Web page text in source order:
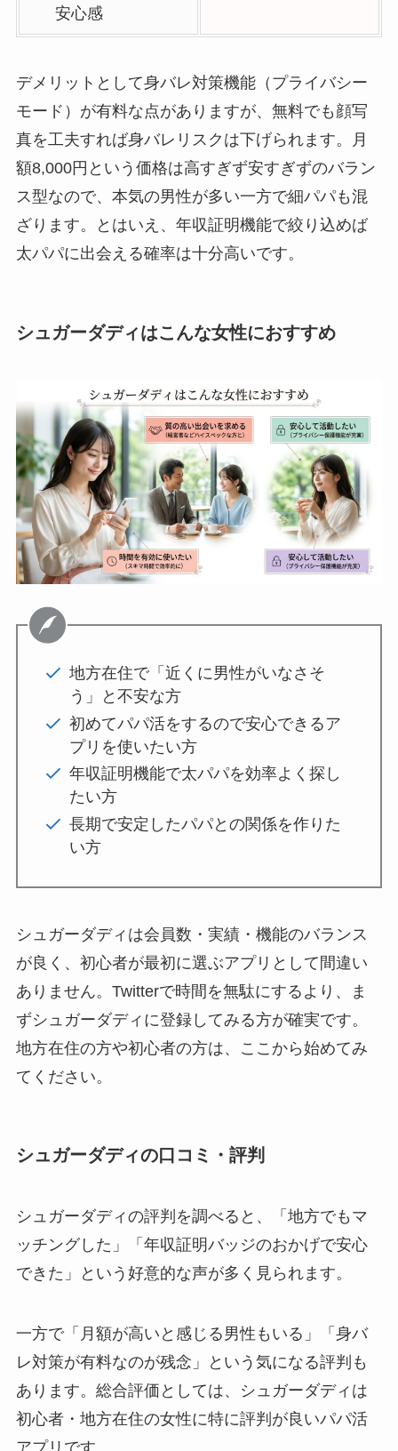
安心感
デメリットとして身バレ対策機能（プライバシー
モード）が有料な点がありますが、無料でも顔写
真を工夫すれば身バレリスクは下げられます。月
額8,000円という価格は高すぎず安すぎずのバラン
ス型なので、本気の男性が多い一方で細パパも混
ざります。とはいえ、年収証明機能で絞り込めば
太パパに出会える確率は十分高いです。
シュガーダディはこんな女性におすすめ
地方在住で「近くに男性がいなさそ
う」と不安な方
初めてパパ活をするので安心できるア
プリを使いたい方
年収証明機能で太パパを効率よく探し
たい方
長期で安定したパパとの関係を作りた
い方
シュガーダディは会員数・実績・機能のバランス
が良く、初心者が最初に選ぶアプリとして間違い
ありません。Twitterで時間を無駄にするより、ま
ずシュガーダディに登録してみる方が確実です。
地方在住の方や初心者の方は、ここから始めてみ
てください。
シュガーダディの口コミ・評判
シュガーダディの評判を調べると、「地方でもマ
ッチングした」「年収証明バッジのおかげで安心
できた」という好意的な声が多く見られます。
一方で「月額が高いと感じる男性もいる」「身バ
レ対策が有料なのが残念」という気になる評判も
あります。総合評価としては、シュガーダディは
初心者・地方在住の女性に特に評判が良いパパ活